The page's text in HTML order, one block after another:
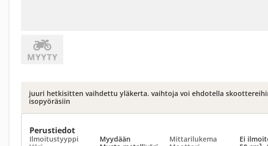
juuri hetkisitten vaihdettu yläkerta. vaihtoja voi ehdotella
isopyöräsiin
Perustiedot
Ilmoitustyyppi Myydään Mittarilukema
Ei